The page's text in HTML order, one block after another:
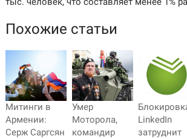
Похожие статьи
Митинги в
Армении:
Серж Саргсян
Умер
Моторола,
командир
LinkedIn
затруднит